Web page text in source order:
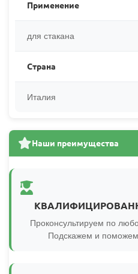
Применение
для стакана
Страна
Италия
Наши преимущества
Проконсультируем по
Подскажем и